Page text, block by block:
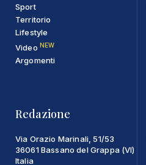
Sport
Territorio
Lifestyle
Video NEW
Argomenti
Redazione
Via Orazio Marinali, 51/53
36061 Bassano del Grappa (VI)
Italia